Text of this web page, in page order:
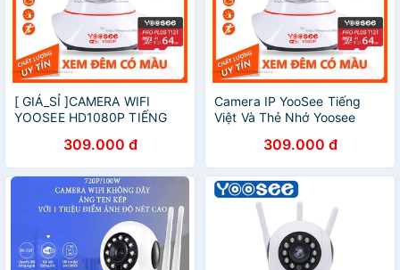
[ GIÁ_SỈ ]CAMERA WIFI
YOOSEE HD1080P TIẾNG
YOOSEE309.000 đ
Camera IP YooSee Tiếng
Việt Và Thẻ Nhớ Yoosee
309.000 đ